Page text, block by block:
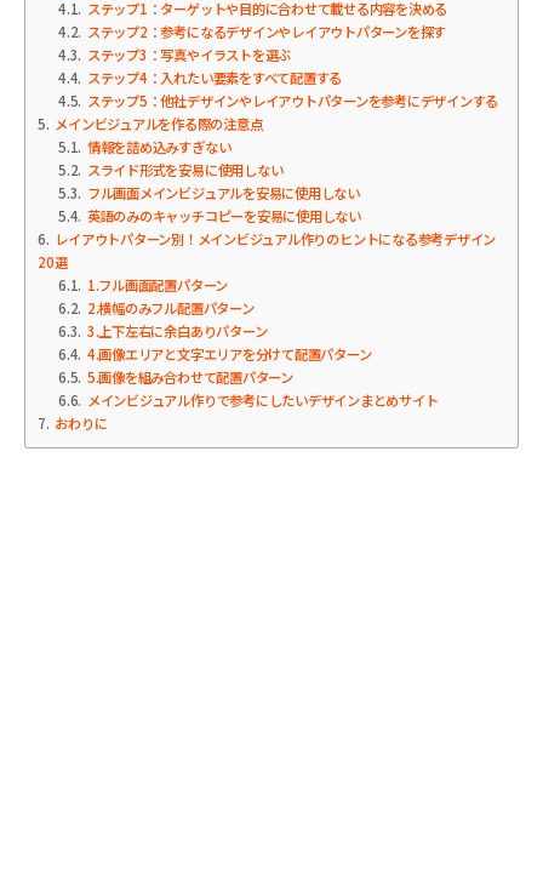
4.1 ステップ1：ターゲットや目的に合わせて載せる内容を決める
4.2 ステップ2：参考になるデザインやレイアウトパターンを探す
4.3
ステップ3：写真やイラストを選ぶ
4.4 ステップ4：入れたい要素をすべて配置する
4.5 ステップ5：他社デザインやレイアウトパターンを参考にデザインする
5 メインビジュアルを作る際の注意点
5.1 情報を詰め込みすぎない
5.2 スライド形式を安易に使用しない
5.3
フル画面メインビジュアルを安易に使用しない
5.4 英語のみのキャッチコピーを安易に使用しない
6
レイアウトパターン別！メインビジュアル作りのヒントになる参考デザイン
20選
6.1 1.フル画面配置パターン
6.2 2.横幅のみフル配置パターン
6.3 3.上下左右に余白ありパターン
6.4 4.画像エリアと文字エリアを分けて配置パターン
6.5 5.画像を組み合わせて配置パターン
6.6 メインビジュアル作りで参考にしたいデザインまとめサイト
7 おわりに